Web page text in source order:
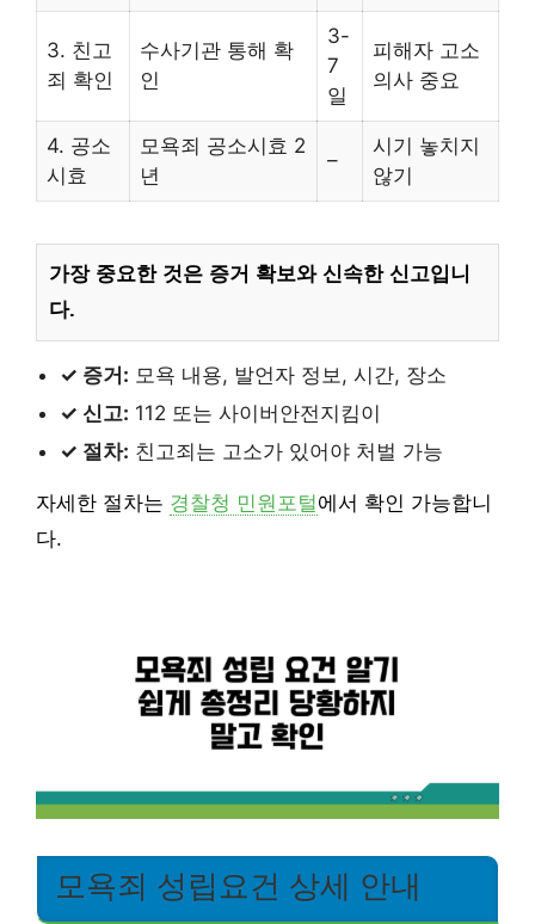
3. 친고
죄 확인
수사기관 통해 확
인
3-
7
일
피해자 고소
의사 중요
4. 공소
시효
모욕죄 공소시효 2
년
–
시기 놓치지
않기
가장 중요한 것은 증거 확보와 신속한 신고입니
다.
✓ 증거: 모욕 내용, 발언자 정보, 시간, 장소
✓ 신고: 112 또는 사이버안전지킴이
✓ 절차: 친고죄는 고소가 있어야 처벌 가능
자세한 절차는 경찰청 민원포털에서 확인 가능합니
다.
모욕죄 성립요건 상세 안내